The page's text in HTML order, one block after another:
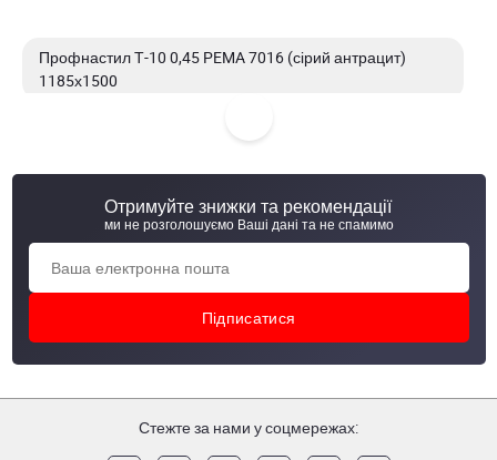
Профнастил Т-10 0,45 PEMA 7016 (сірий антрацит)
1185х1500
Профнастил Т-10 0,45 PEMA 7016 (сірий антрацит)
1192х1200
Профнастил Т-10 0,45 PEMA 7016 (сірий антрацит)
Отримуйте знижки та рекомендації
ми не розголошуємо Ваші дані та не спамимо
Стежте за нами у соцмережах: